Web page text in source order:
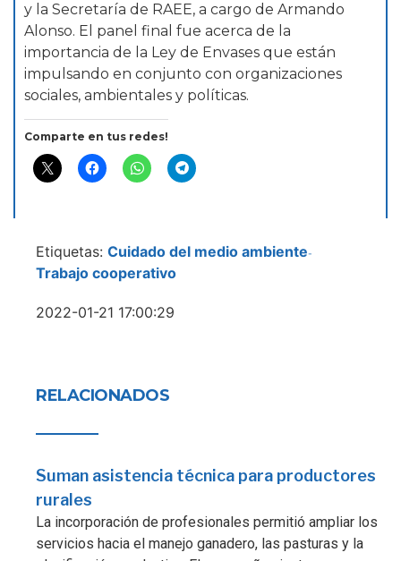
y la Secretaría de RAEE, a cargo de Armando
Alonso. El panel final fue acerca de la
importancia de la Ley de Envases que están
impulsando en conjunto con organizaciones
sociales, ambientales y políticas.
Comparte en tus redes!
Etiquetas: Cuidado del medio ambiente-
Trabajo cooperativo
2022-01-21 17:00:29
RELACIONADOS
Suman asistencia técnica para productores
rurales
La incorporación de profesionales permitió ampliar los
servicios hacia el manejo ganadero, las pasturas y la